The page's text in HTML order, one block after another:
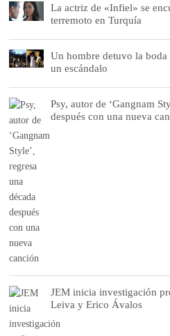
La actriz de «Infiel» se
terremoto en Turquía
Un hombre detuvo la
un escándalo
Psy, autor de ‘Gangnam
después con una nueva
JEM inicia investigación
Leiva y Erico Ávalos